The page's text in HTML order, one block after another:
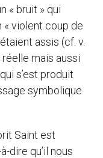
« bruit » qui
« violent coup de
assis (cf. v.
réelle mais aussi
s’est produit
symbolique
Saint est
dire qu’il nous